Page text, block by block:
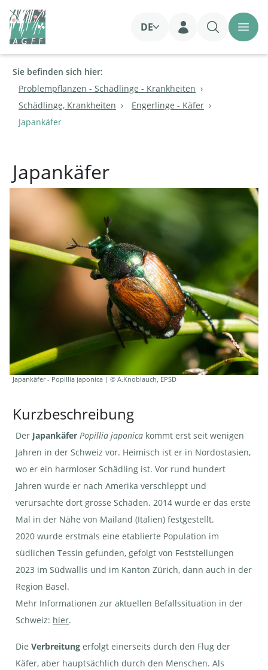
DE
Login
Sie befinden sich hier:
Problempflanzen - Schädlinge - Krankheiten
Schädlinge, Krankheiten
Engerlinge - Käfer
Japankäfer
Japankäfer
Japankäfer - Popillia japonica | © A.Knoblauch, EPSD
Kurzbeschreibung
Der Japankäfer Popillia japonica kommt erst seit wenigen
Jahren in der Schweiz vor. Heimisch ist er in Nordostasien,
wo er ein harmloser Schädling ist. Vor rund hundert
Jahren wurde er nach Amerika verschleppt und
verursachte dort grosse Schäden. 2014 wurde er das erste
Mal in der Nähe von Mailand (Italien) festgestellt.
2020 wurde erstmals eine etablierte Population im
südlichen Tessin gefunden, gefolgt von Feststellungen
2023 im Südwallis und im Kanton Zürich, dann auch in der
Region Basel.
Mehr Informationen zur aktuellen Befallssituation in der
Schweiz: hier.
Die Verbreitung erfolgt einerseits durch den Flug der
Käfer, aber hauptsächlich durch den Menschen. Als